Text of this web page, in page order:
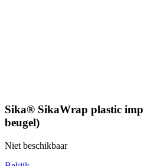
Sika® SikaWrap plastic
beugel)
Niet beschikbaar